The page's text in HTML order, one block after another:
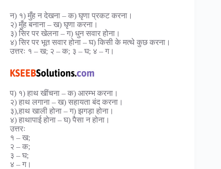
न) १) मुँह न देखना – क) घृणा प्रकट करना।
२) मुँह बनाना – ख) घृणा करना।
३) सिर पर खेलना – ग) धुन सवार होना।
४) सिर पर भूत सवार होना – घ) किसी के मत्थे कुछ करना।
उत्तरः १ – ख; २ – क; ३ – घ; ४ – ग।
प) १) हाथ खींचना – क) आरम्भ करना।
२) हाथ लगाना – ख) सहायता बंद करना।
३),हाथ खाली होना – ग) झगड़ा होना।
४) हाथापाई होना – घ) पैसा न होना।
उत्तरः
१ – ख;
२ – क;
३ – घ;
४ – ग।